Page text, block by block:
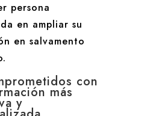
persona
en ampliar su
en salvamento
con
más
y